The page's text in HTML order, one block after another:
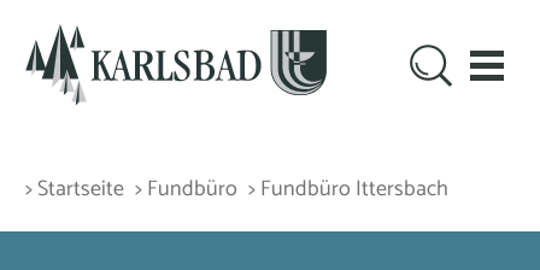
> Startseite > Fundbüro > Fundbüro Ittersbach